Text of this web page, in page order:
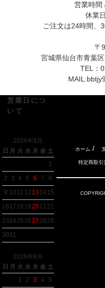
営業時間
休業
ご注文は24時間、
〒
宮城県仙台市青葉
TEL：
MAIL:
営業日につ
いて
2026年8月
日 月 火 水 木 金 土
1
2
3 4 5 6 7
8
9 10 11 12 1314 15
1617 18 192021 22
2324 25 2627 28 29
3031
2026年9月
日 月 火 水 木 金 土
1
2 3 4 5
ホーム /
特定商取引